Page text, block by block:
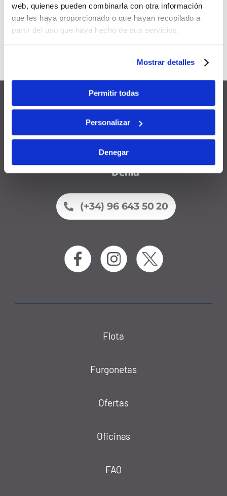
web, quienes pueden combinarla con otra información
que les haya proporcionado o que hayan recopilado a
partir del uso que haya hecho de sus servicios.
Mostrar detalles
Permitir todas
Personalizar
Denegar
Acumulable a otras
promociones y descuentos
(+34) 96 643 50 20
Flota
Furgonetas
Ofertas
Oficinas
FAQ